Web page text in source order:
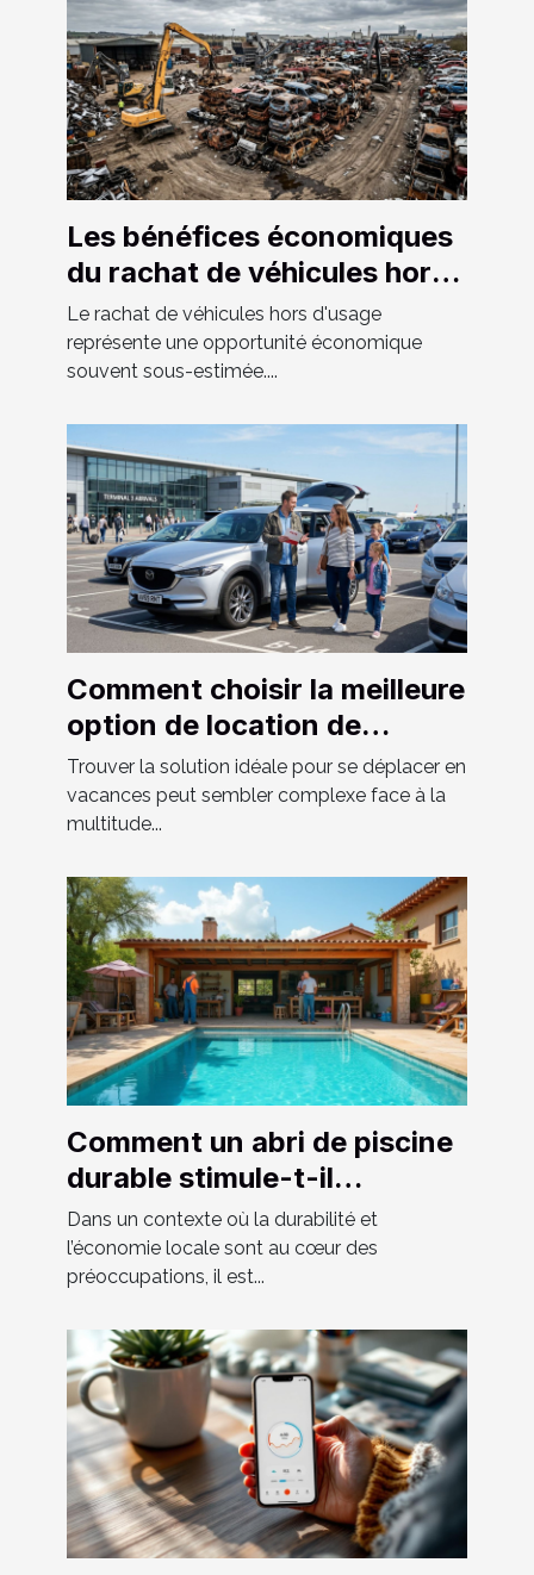
Les bénéfices économiques
du rachat de véhicules hors
d'usage
Le rachat de véhicules hors d'usage
représente une opportunité économique
souvent sous-estimée....
Comment choisir la meilleure
option de location de
véhicule pour vos vacances
?
Trouver la solution idéale pour se déplacer en
vacances peut sembler complexe face à la
multitude...
Comment un abri de piscine
durable stimule-t-il
l'économie locale ?
Dans un contexte où la durabilité et
l’économie locale sont au cœur des
préoccupations, il est...